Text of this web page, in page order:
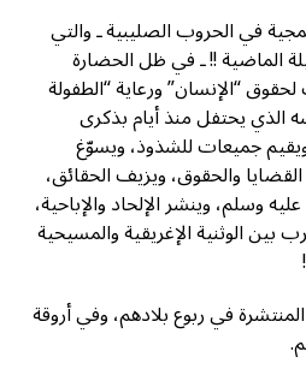
في الحروب الصليبية ـ والتي
الماضية !! ـ في ظل الحضارة
“الإنسان” ورعاية “الطفولة
الذي يحتفل منذ أيام بذكرى
جميعات للشذوذ، ويسوّغ
والحقوق، ويزيف الحقائق،
وسلم، وينشر الإلحاد والإباحية،
بين الوثنية الإغريقية والمسيحية
في ربوع بلادهم، وفي أروقة